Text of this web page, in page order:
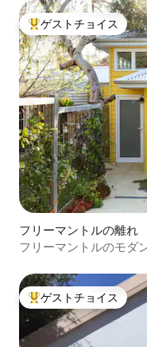
大好評のゲストチョイ
ゲストチョイス
フリーマントルの離れ
フリーマントルのモダ
大好評のゲストチョイ
ゲストチョイス